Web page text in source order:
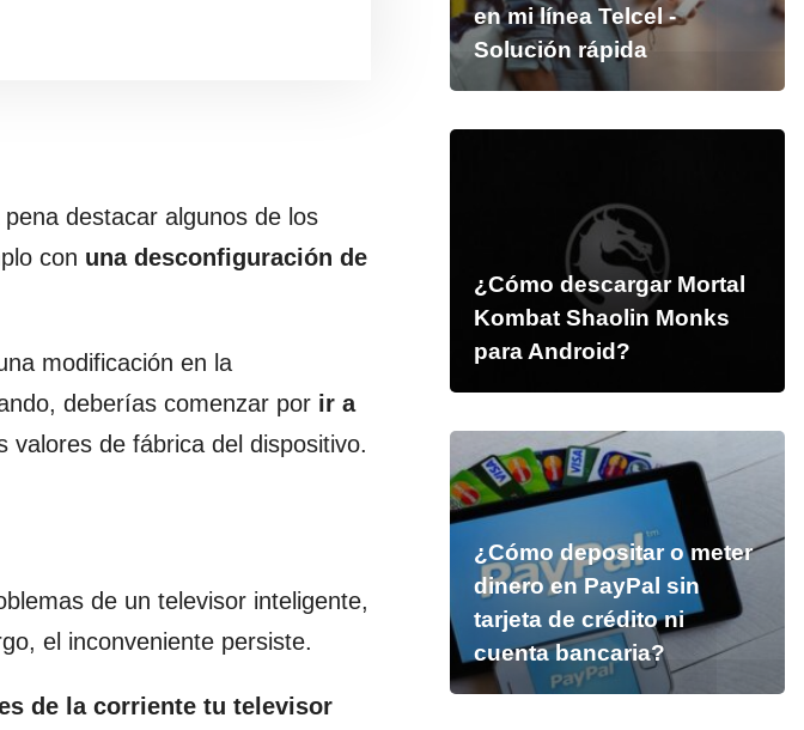
destacar algunos de los
con una desconfiguración de
modificación en la
deberías comenzar por ir a
valores de fábrica del dispositivo.
de un televisor inteligente,
el inconveniente persiste.
de la corriente tu televisor
en mi línea Telcel -
Solución rápida
¿Cómo descargar Mortal
Kombat Shaolin Monks
para Android?
¿Cómo depositar o meter
dinero en PayPal sin
tarjeta de crédito ni
cuenta bancaria?